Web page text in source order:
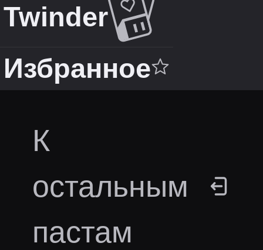
Twinder
Избранное
К
остальным
пастам